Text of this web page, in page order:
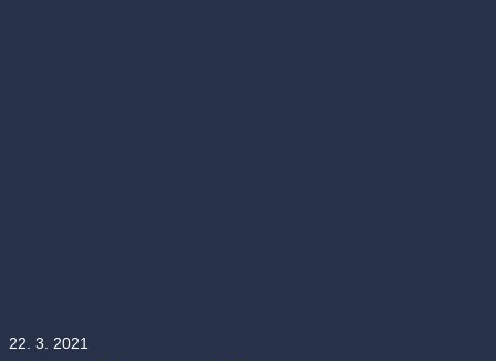
22. 3. 2021